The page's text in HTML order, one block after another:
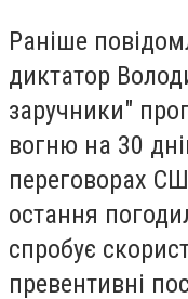
Раніше
диктатор
заручники"
вогню на 30
переговорах
остання
спробує
превентивні